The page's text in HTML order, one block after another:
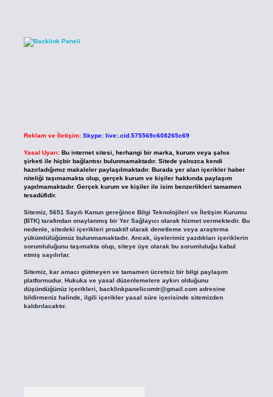
Reklam ve İletişim: Skype: live:.cid.575569c608265c69
Yasal Uyarı: Bu internet sitesi, herhangi bir marka, kurum veya şahıs
şirketi ile hiçbir bağlantısı bulunmamaktadır. Sitede yalnızca kendi
hazırladığımız makaleler paylaşılmaktadır. Burada yer alan içerikler haber
niteliği taşımamakta olup, gerçek kurum ve kişiler hakkında paylaşım
yapılmamaktadır. Gerçek kurum ve kişiler ile isim benzerlikleri tamamen
tesadüfidir.
Sitemiz, 5651 Sayılı Kanun gereğince Bilgi Teknolojileri ve İletişim Kurumu
(BTK) tarafından onaylanmış bir Yer Sağlayıcı olarak hizmet vermektedir. Bu
nedenle, sitedeki içerikleri proaktif olarak denetleme veya araştırma
yükümlülüğümüz bulunmamaktadır. Ancak, üyelerimiz yazdıkları içeriklerin
sorumluluğunu taşımakta olup, siteye üye olarak bu sorumluluğu kabul
etmiş sayılırlar.
Sitemiz, kar amacı gütmeyen ve tamamen ücretsiz bir bilgi paylaşım
platformudur. Hukuka ve yasal düzenlemelere aykırı olduğunu
düşündüğünüz içerikleri, backlinkpanelicomtr@gmail.comadresine
bildirmeniz halinde, ilgili içerikler yasal süre içerisinde sitemizden
kaldırılacaktır.